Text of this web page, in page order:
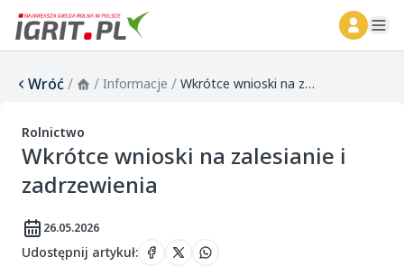
Wróć/ / Informacje / Wkrótce wnioski na zalesianie i zadrzewienia
Rolnictwo
Wkrótce wnioski na zalesianie i
zadrzewienia
26.05.2026
Udostępnij artykuł: